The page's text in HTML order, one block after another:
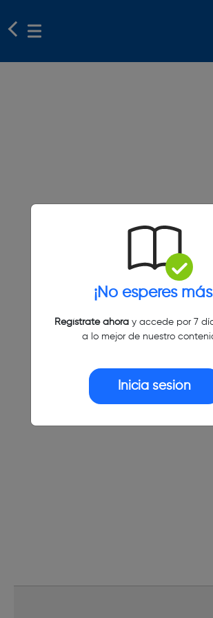
¡No esperes
Regístrate ahoray accede por 7
a lo mejor de nuestro
Inicia sesión